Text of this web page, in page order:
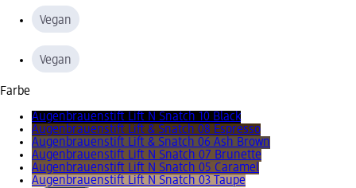
Vegan
Vegan
Farbe
Augenbrauenstift Lift N Snatch 10 Black
Augenbrauenstift Lift & Snatch 08 Espresso
Augenbrauenstift Lift & Snatch 06 Ash Brown
Augenbrauenstift Lift N Snatch 07 Brunette
Augenbrauenstift Lift N Snatch 05 Caramel
Augenbrauenstift Lift N Snatch 03 Taupe